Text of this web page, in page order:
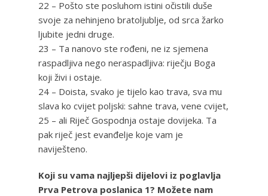
22 – Pošto ste posluhom istini očistili duše
svoje za nehinjeno bratoljublje, od srca žarko
ljubite jedni druge.
23 – Ta nanovo ste rođeni, ne iz sjemena
raspadljiva nego neraspadljiva: riječju Boga
koji živi i ostaje.
24 – Doista, svako je tijelo kao trava, sva mu
slava ko cvijet poljski: sahne trava, vene cvijet,
25 – ali Riječ Gospodnja ostaje dovijeka. Ta
pak riječ jest evanđelje koje vam je
naviješteno.
Koji su vama najljepši dijelovi iz poglavlja
Prva Petrova poslanica 1? Možete nam